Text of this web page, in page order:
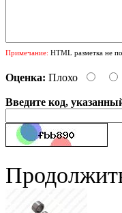
Примечание: HTML разметка не
Оценка: Плохо
Введите код,